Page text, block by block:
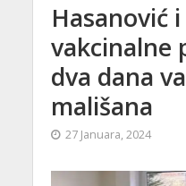
Hasanović
vakcinalne
dva dana
mališana
27 Januara, 2024